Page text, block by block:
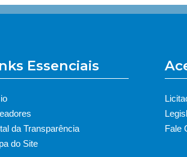
Essenciais
da Transparência
do Site
Fale